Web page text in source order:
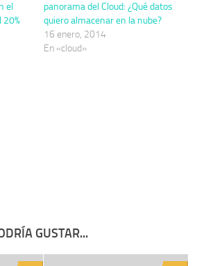
el
20%
panorama del Cloud: ¿Qué datos
quiero almacenar en la nube?
16 enero, 2014
En «cloud»
GUSTAR...